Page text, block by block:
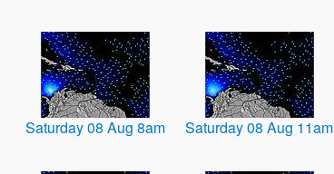
Saturday 08 Aug 8am Saturday 08 Aug 11am